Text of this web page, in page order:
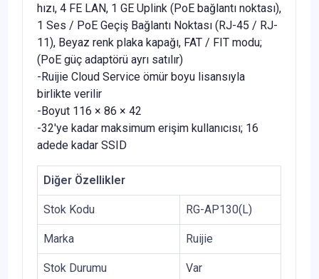
hızı, 4 FE LAN, 1 GE Uplink (PoE bağlantı noktası),
1 Ses / PoE Geçiş Bağlantı Noktası (RJ-45 / RJ-
11), Beyaz renk plaka kapağı, FAT / FIT modu;
(PoE güç adaptörü ayrı satılır)
-Ruijie Cloud Service ömür boyu lisansıyla
birlikte verilir
-Boyut 116 × 86 × 42
-32'ye kadar maksimum erişim kullanıcısı; 16
adede kadar SSID
Diğer Özellikler
Stok Kodu RG-AP130(L)
Marka Ruijie
Stok Durumu Var